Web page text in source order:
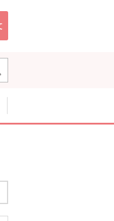
ドウで開きます。